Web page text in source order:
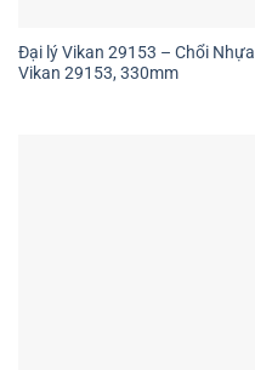
Đại lý Vikan 29153 – Chổi Nhựa
Vikan 29153, 330mm